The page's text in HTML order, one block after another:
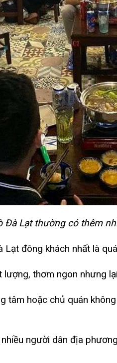
Đà Lạt thường có thêm
đông khách nhất là
thơm ngon nhưng
tâm hoặc chủ quán
người dân địa